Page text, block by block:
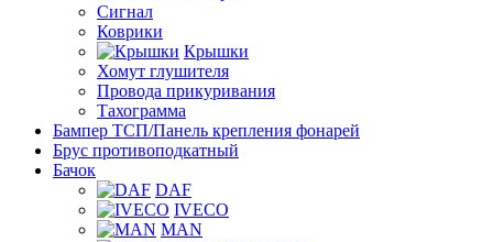
Сигнал
Коврики
Крышки
Хомут глушителя
Провода прикуривания
Тахограмма
Бампер ТСП/Панель крепления фонарей
Брус противоподкатный
Бачок
DAF
IVECO
MAN